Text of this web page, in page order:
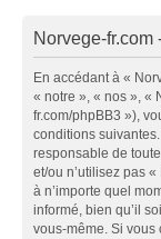
Norvege-fr.com
En accédant à «
« notre », « nos », «
fr.com/phpBB3 »),
conditions
responsable de
et/ou n’utilisez pas
à n’importe quel
informé, bien qu’il
vous-même. Si vous